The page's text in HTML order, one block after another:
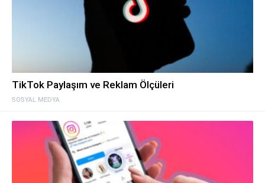
SOSYAL MEDYA
TikTok Paylaşım ve Reklam Ölçüleri